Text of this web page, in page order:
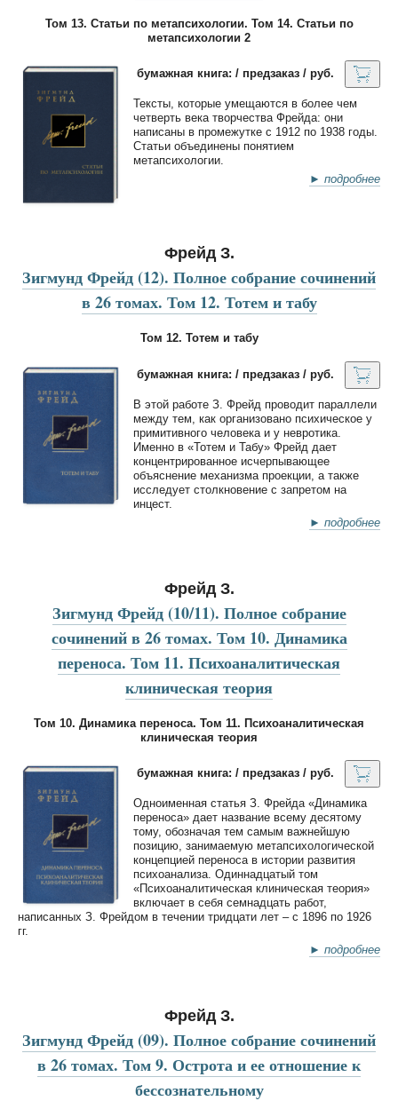
Том 13. Статьи по метапсихологии. Том 14. Статьи по
метапсихологии 2
бумажная книга: / предзаказ / руб.
Тексты, которые умещаются в более чем
четверть века творчества Фрейда: они
написаны в промежутке с 1912 по 1938 годы.
Статьи объединены понятием
метапсихологии.
► подробнее
Фрейд З.
Зигмунд Фрейд (12). Полное собрание сочинений
в 26 томах. Том 12. Тотем и табу
Том 12. Тотем и табу
бумажная книга: / предзаказ / руб.
В этой работе З. Фрейд проводит параллели
между тем, как организовано психическое у
примитивного человека и у невротика.
Именно в «Тотем и Табу» Фрейд дает
концентрированное исчерпывающее
объяснение механизма проекции, а также
исследует столкновение с запретом на
инцест.
► подробнее
Фрейд З.
Зигмунд Фрейд (10/11). Полное собрание
сочинений в 26 томах. Том 10. Динамика
переноса. Том 11. Психоаналитическая
клиническая теория
Том 10. Динамика переноса. Том 11. Психоаналитическая
клиническая теория
бумажная книга: / предзаказ / руб.
Одноименная статья З. Фрейда «Динамика
переноса» дает название всему десятому
тому, обозначая тем самым важнейшую
позицию, занимаемую метапсихологической
концепцией переноса в истории развития
психоанализа. Одиннадцатый том
«Психоаналитическая клиническая теория»
включает в себя семнадцать работ,
написанных З. Фрейдом в течении тридцати лет – с 1896 по 1926
гг.
► подробнее
Фрейд З.
Зигмунд Фрейд (09). Полное собрание сочинений
в 26 томах. Том 9. Острота и ее отношение к
бессознательному